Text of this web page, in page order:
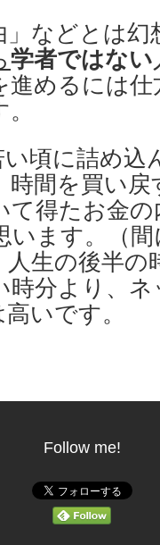
」などとは
学者ではない
進めるには
に詰め込
時間を買い
て得たお金
います。（
の後半の
時分より、
いです。
Follow me!